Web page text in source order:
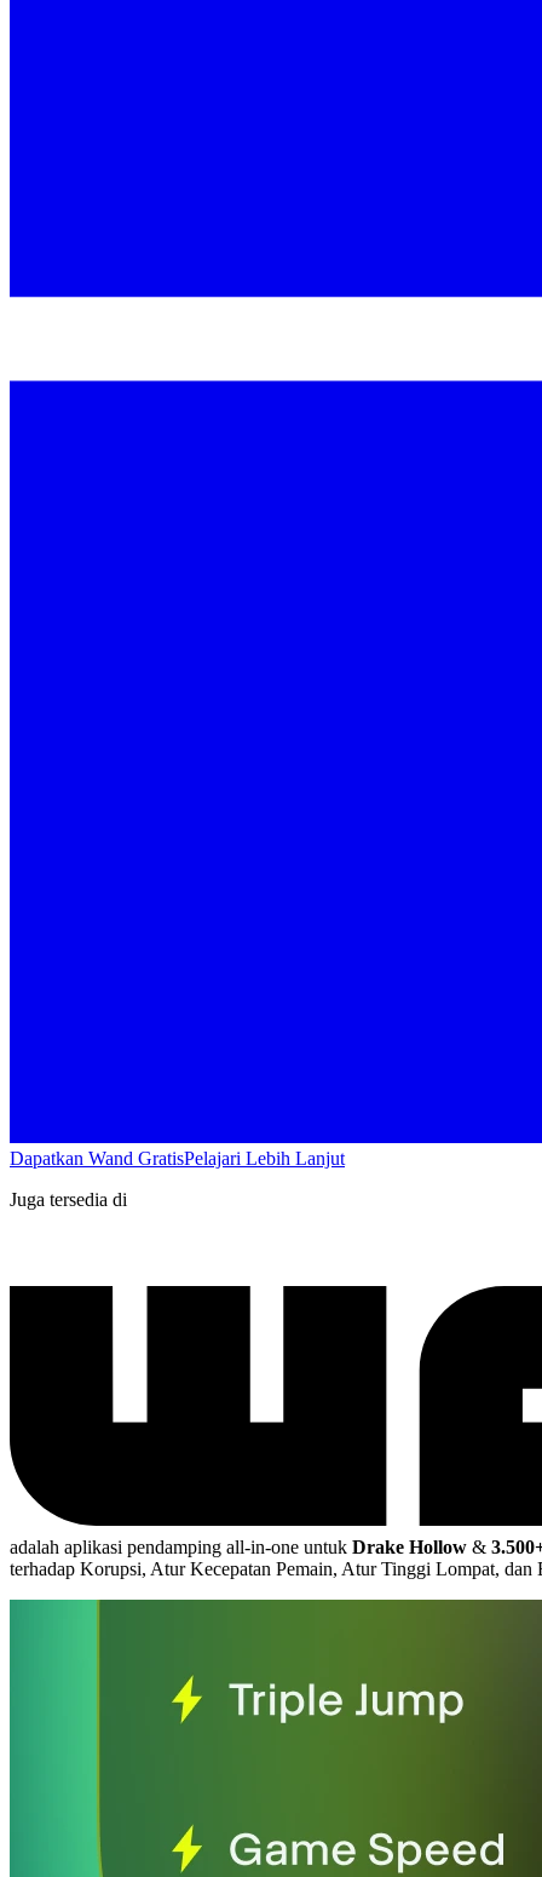
Dapatkan Wand GratisPelajari Lebih Lanjut
Juga tersedia di
adalah aplikasi pendamping all-in-one untuk Drake Hollow &
terhadap Korupsi, Atur Kecepatan Pemain, Atur Tinggi Lompat, dan